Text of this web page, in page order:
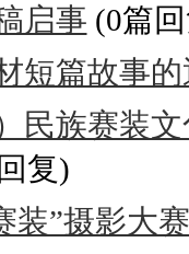
启事 (0篇
短篇故事
民族赛装
复)
装”摄影大